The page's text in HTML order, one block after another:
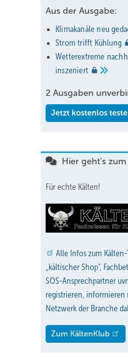
Aus der Ausgabe:
Klimakanäle neu
Strom trifft Kühlung
Wetterextreme
inszeniert
2 Ausgaben
Jetzt kostenlos
Hier geht's
Für echte Kälten!
Alle Infos zum
„kältischer Shop“,
SOS-Ansprechpartner
registrieren, informieren
Netzwerk der Branche
Zum KältenKlub